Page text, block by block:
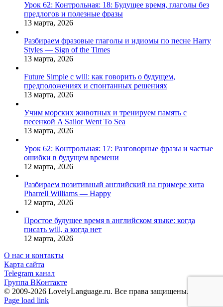
Урок 62: Контрольная: 18: Будущее время, глаголы без
предлогов и полезные фразы
13 марта, 2026
Разбираем фразовые глаголы и идиомы по песне Harry
Styles — Sign of the Times
13 марта, 2026
Future Simple с will: как говорить о будущем,
предположениях и спонтанных решениях
13 марта, 2026
Учим морских животных и тренируем память с
песенкой A Sailor Went To Sea
13 марта, 2026
Урок 62: Контрольная: 17: Разговорные фразы и частые
ошибки в будущем времени
12 марта, 2026
Разбираем позитивный английский на примере хита
Pharrell Williams — Happy
12 марта, 2026
Простое будущее время в английском языке: когда
писать will, а когда нет
12 марта, 2026
О нас и контакты
Карта сайта
Telegram канал
Группа ВКонтакте
© 2009-2026 LovelyLanguage.ru. Все права защищены.
Vk
Telegram
Page load link